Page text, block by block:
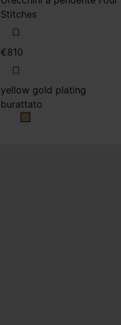
Stitches
€810
yellow gold plating
burattato
yellow gold plating